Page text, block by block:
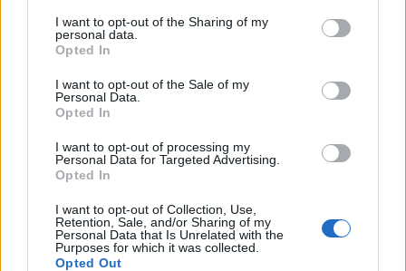
not limited to your visit or usage behaviour. You may click to
grant or deny consent to Google and its third-party tags to
use your data for below specified purposes in below Google
consent section.
I want to opt-out of the Sharing of my
personal data.
Opted In
I want to opt-out of the Sale of my
Personal Data.
Opted In
I want to opt-out of processing my
Personal Data for Targeted Advertising.
Opted In
I want to opt-out of Collection, Use,
Retention, Sale, and/or Sharing of my
Personal Data that Is Unrelated with the
Purposes for which it was collected.
Opted Out